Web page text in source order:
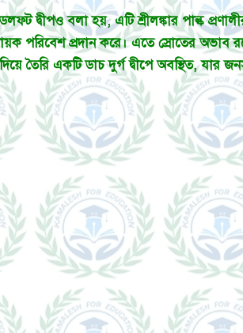
দ্বীপও বলা হয়, এটি শ্রীলঙ্কার পাল্ক
পরিবেশ প্রদান করে। এতে স্রোতের অভাব
তৈরি একটি ডাচ দুর্গ দ্বীপে অবস্থিত, যার